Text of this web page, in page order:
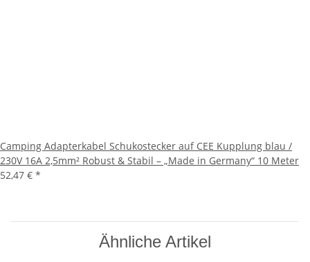
Camping Adapterkabel Schukostecker auf CEE Kupplung blau /
230V 16A 2,5mm² Robust & Stabil – „Made in Germany“ 10 Meter
52,47 € *
Ähnliche Artikel